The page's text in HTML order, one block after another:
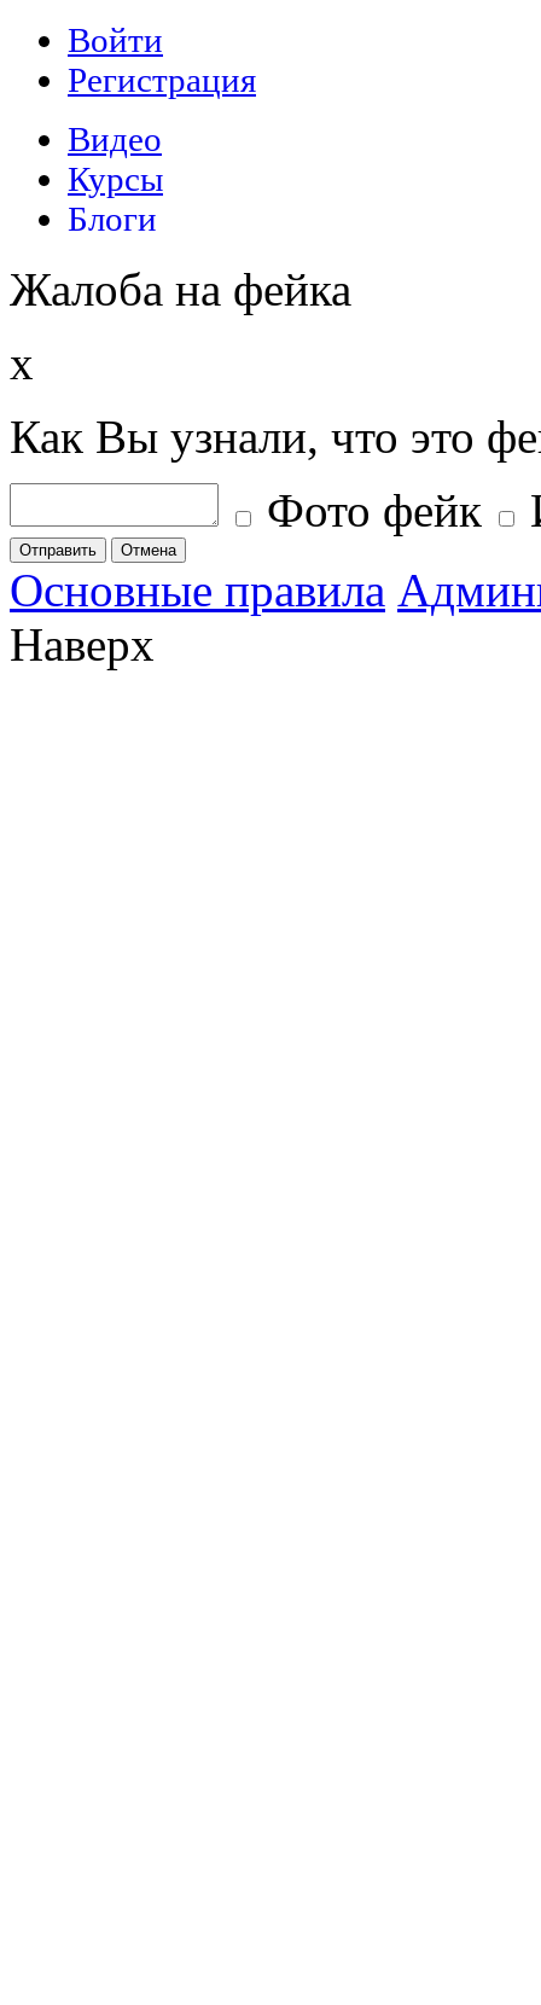
Жалоба на фейка
x
Как Вы узнали, что это
Фото фейк
Отправить Отмена
Основные правила
Наверх